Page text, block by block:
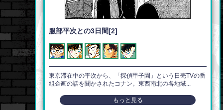
服部平次との3日間[2]
東京滞在中の平次から、「探偵甲子園」という日売TVの番
組企画の話を聞かされたコナン。東西南北の各地域...
もっと見る